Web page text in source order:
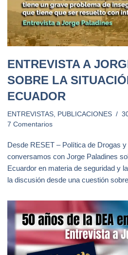
ENTREVISTA A
SOBRE LA
ECUADOR
ENTREVISTAS PUBLICACIONES
7 Comentarios
Desde RESET – Política de Drogas
conversamos con Jorge Paladines
Ecuardor en materia de seguridad y
la discusión desde una cuestión sobre